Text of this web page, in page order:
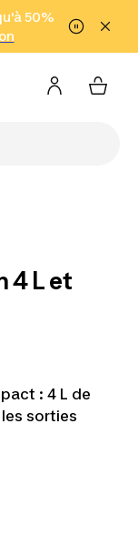
Aller au pied de
50%
4 L et
: 4 L de
sorties